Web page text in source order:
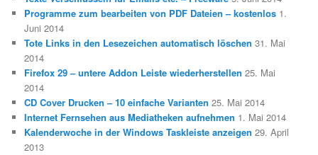
Programme zum bearbeiten von PDF Dateien – kostenlos 1.
Juni 2014
Tote Links in den Lesezeichen automatisch löschen 31. Mai
2014
Firefox 29 – untere Addon Leiste wiederherstellen 25. Mai
2014
CD Cover Drucken – 10 einfache Varianten 25. Mai 2014
Internet Fernsehen aus Mediatheken aufnehmen 1. Mai 2014
Kalenderwoche in der Windows Taskleiste anzeigen 29. April
2013